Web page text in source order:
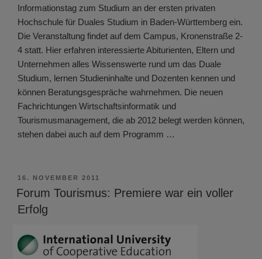
Informationstag zum Studium an der ersten privaten
Hochschule für Duales Studium in Baden-Württemberg ein.
Die Veranstaltung findet auf dem Campus, Kronenstraße 2-
4 statt. Hier erfahren interessierte Abiturienten, Eltern und
Unternehmen alles Wissenswerte rund um das Duale
Studium, lernen Studieninhalte und Dozenten kennen und
können Beratungsgespräche wahrnehmen. Die neuen
Fachrichtungen Wirtschaftsinformatik und
Tourismusmanagement, die ab 2012 belegt werden können,
stehen dabei auch auf dem Programm …
VERÖFFENTLICHT
AM
16. NOVEMBER 2011
Forum Tourismus: Premiere war ein voller
Erfolg